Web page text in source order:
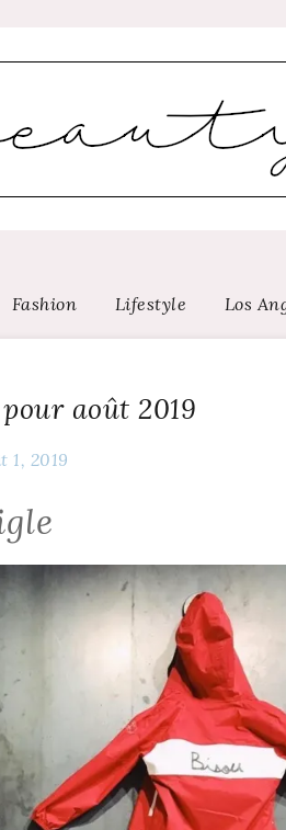
Fashion Lifestyle Los
août 2019
1, 2019